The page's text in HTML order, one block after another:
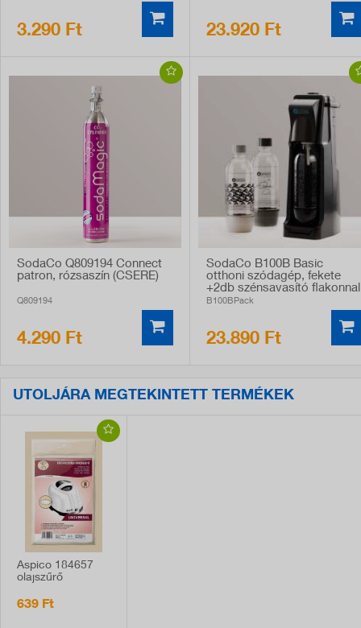
3.290 Ft 23.920 Ft
SodaCo Q809194 Connect
patron, rózsaszín (CSERE)
Q809194
4.290 Ft
SodaCo B100B Basic
otthoni szódagép, fekete
+2db szénsavasító flakonnal
B100BPack
23.890 Ft
UTOLJÁRA MEGTEKINTETT TERMÉKEK
Aspico 184657
olajszűrő
univerzális, 8 db
639 Ft